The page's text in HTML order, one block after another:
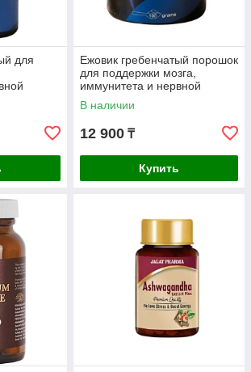
для
кап, Dr.
Ежовик гребенчатый порошок
для поддержки мозга,
иммунитета и нервной
системы, 100 гр, DR. EVENK
В наличии
12 900 ₸
Купить